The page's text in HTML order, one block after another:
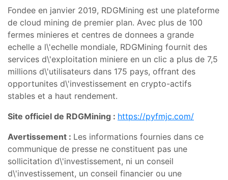
Fondee en janvier 2019, RDGMining est une plateforme
de cloud mining de premier plan. Avec plus de 100
fermes minieres et centres de donnees a grande
echelle a l\'echelle mondiale, RDGMining fournit des
services d\'exploitation miniere en un clic a plus de 7,5
millions d\'utilisateurs dans 175 pays, offrant des
opportunites d\'investissement en crypto-actifs
stables et a haut rendement.
Site officiel de RDGMining : https://pyfmjc.com/
Avertissement : Les informations fournies dans ce
communique de presse ne constituent pas une
sollicitation d\'investissement, ni un conseil
d\'investissement, un conseil financier ou une